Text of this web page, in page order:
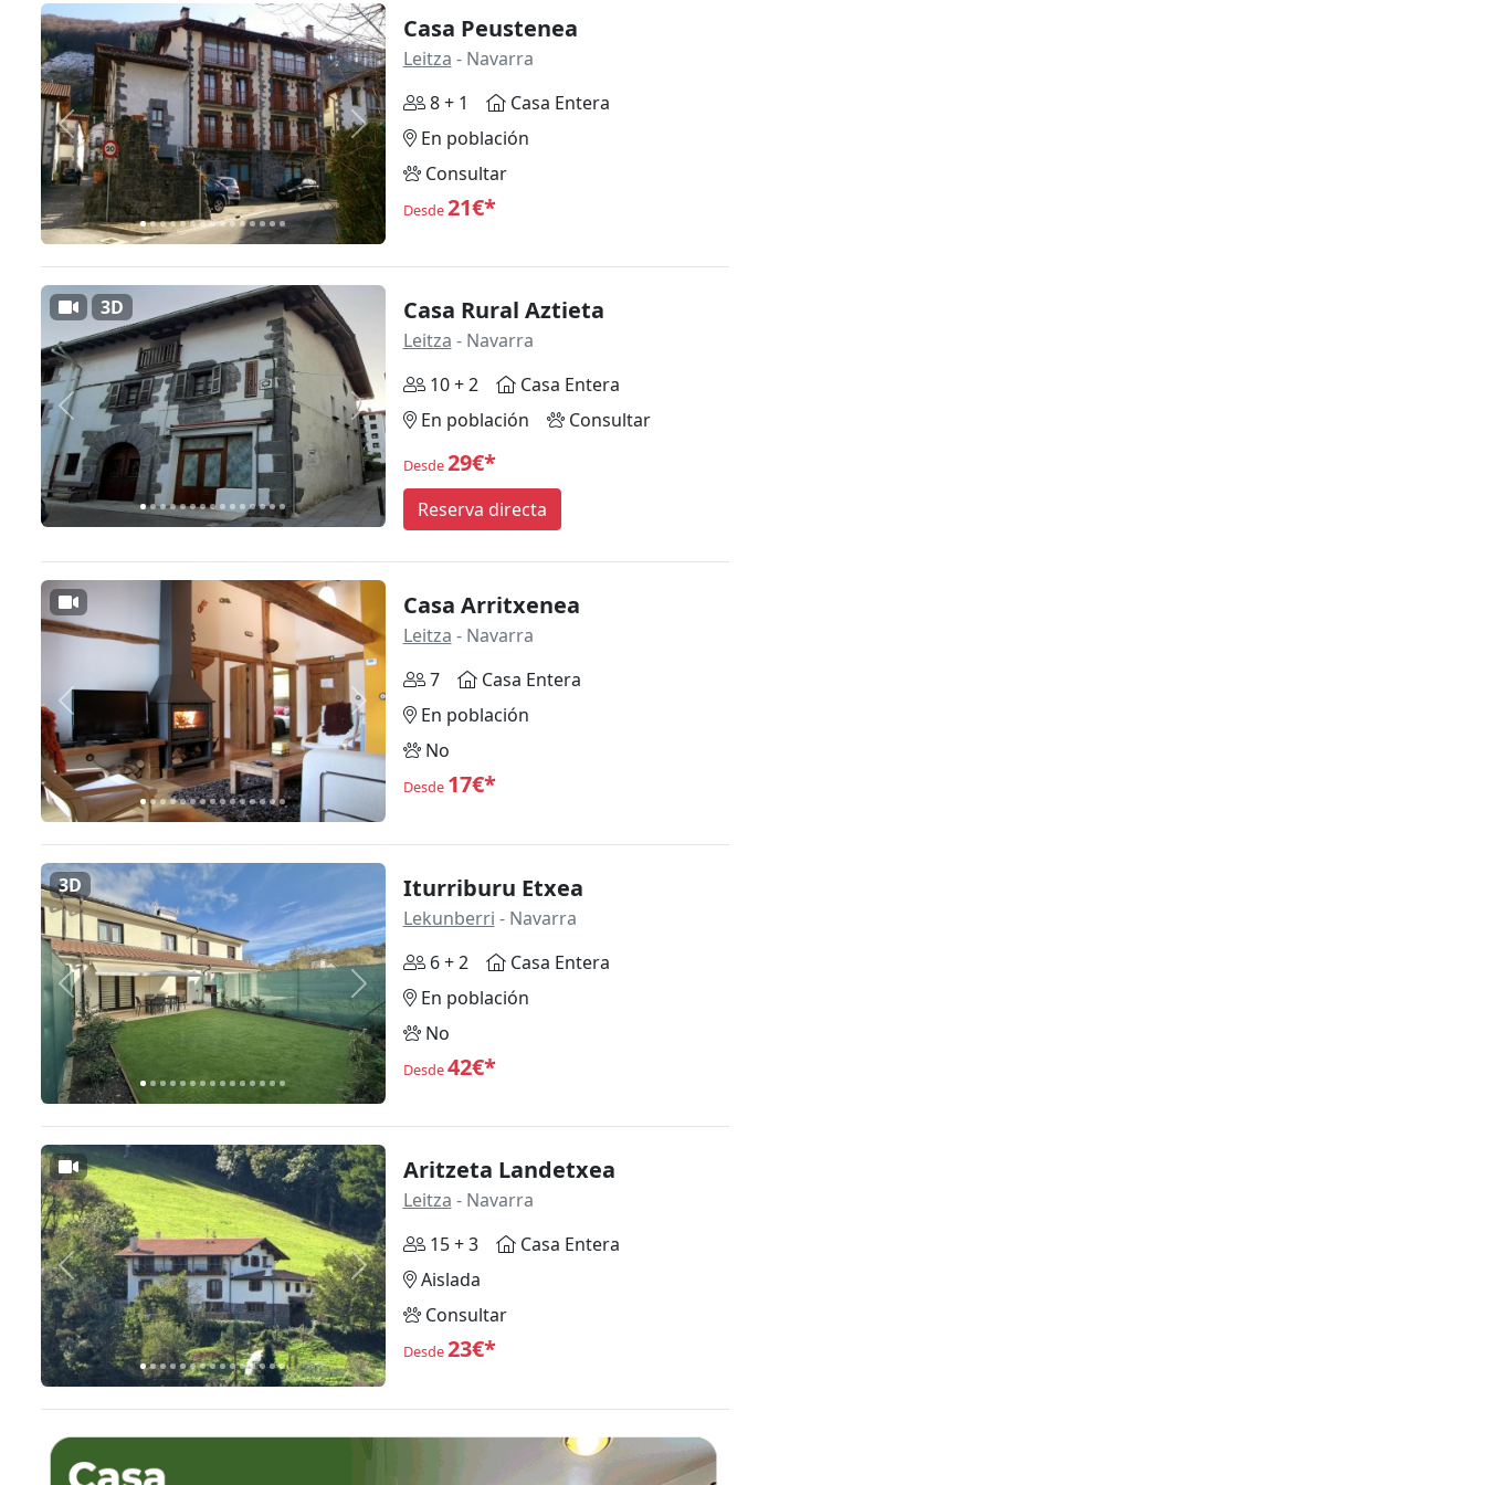
Anterior Siguiente
Casa Peustenea
Leitza - Navarra
8 + 1
Casa Entera
En población
Consultar
Desde21€*
Anterior Siguiente
3D Casa Rural Aztieta
Leitza - Navarra
10 + 2
Casa Entera
En población
Consultar
Desde29€*
Reserva directa
Anterior Siguiente
Casa Arritxenea
Leitza - Navarra
7
Casa Entera
En población
No
Desde 17€*
Anterior Siguiente
3D Iturriburu Etxea
Lekunberri - Navarra
6 + 2
Casa Entera
En población
No
Desde42€*
Anterior Siguiente
Aritzeta Landetxea
Leitza - Navarra
15 + 3
Casa Entera
Aislada
Consultar
Desde23€*